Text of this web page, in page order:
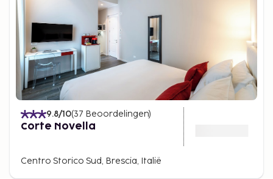
9.8/10(37 Beoordelingen)
Corte Novella
Centro Storico Sud, Brescia, Italië